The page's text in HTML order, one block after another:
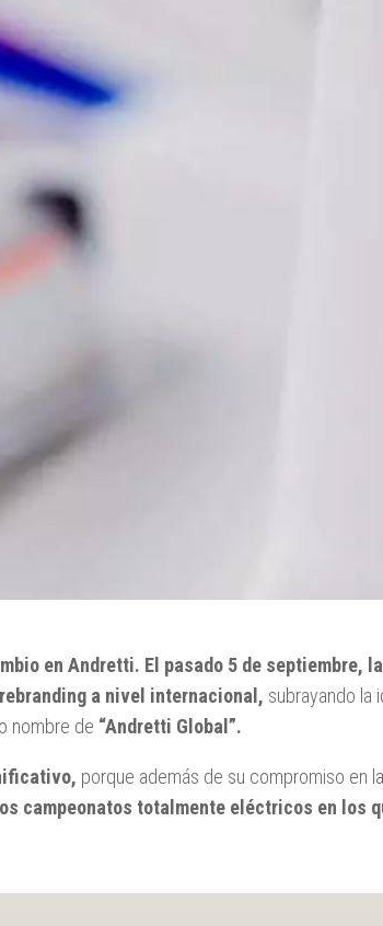
en Andretti. El pasado 5 de septiembre,
a nivel internacional, subrayando la
nombre de “Andretti Global”.
porque además de su compromiso en
campeonatos totalmente eléctricos en los